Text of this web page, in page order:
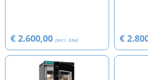
€ 2.600,00 (excl. btw) €